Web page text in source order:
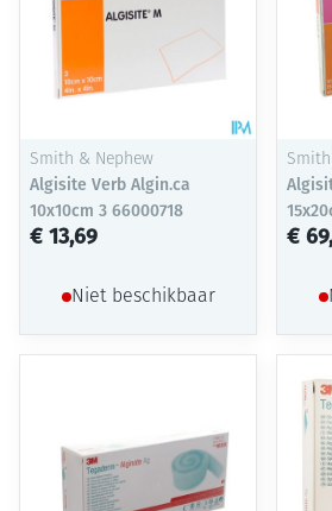
Smith & Nephew
Algisite Verb Algin.ca
10x10cm 3 66000718
€ 13,69
Niet beschikbaar
€